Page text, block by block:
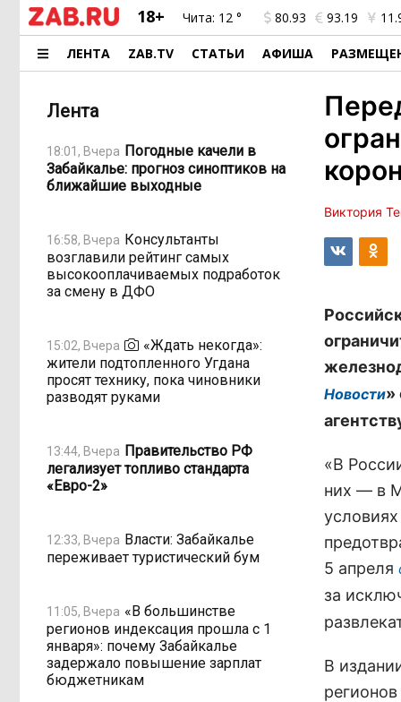
18+ Чита: 12 ° 80.93 93.19
ЛЕНТА ZAB.TV СТАТЬИ АФИША
Лента
18:01, Вчера Погодные качели в
Забайкалье: прогноз синоптиков на
ближайшие выходные
16:58, Вчера Консультанты
возглавили рейтинг самых
высокооплачиваемых подработок
за смену в ДФО
15:02, Вчера
«Ждать некогда»:
жители подтопленного Угдана
просят технику, пока чиновники
разводят руками
13:44, Вчера Правительство РФ
легализует топливо стандарта
«Евро-2»
12:33, Вчера Власти: Забайкалье
переживает туристический бум
11:05, Вчера «В большинстве
регионов индексация прошла с 1
января»: почему Забайкалье
задержало повышение зарплат
бюджетникам
Виктория
Новости»
«В
них — в
5 апреля
за
В